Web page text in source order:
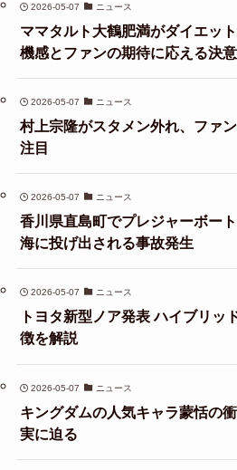
2026-05-07 ニュース
ママタルト大鶴肥満がダイエッ
機感とファンの期待に応える決意
2026-05-07 ニュース
村上宗隆がスタメン外れ、ファ
注目
2026-05-07 ニュース
香川県直島町でプレジャーボー
海に投げ出される事故発生
2026-05-07 ニュース
トヨタ新型ノア発表 ハイブリッ
徴を解説
2026-05-07 ニュース
キングダムの人気キャラ蒙恬の
実に迫る